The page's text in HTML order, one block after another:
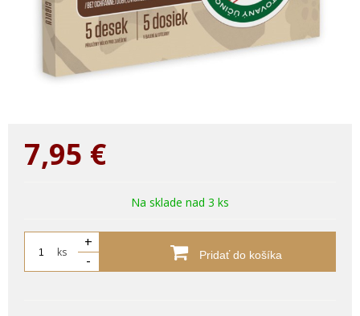
7,95 €
Na sklade nad 3 ks
ks
+
-
Pridať do košíka